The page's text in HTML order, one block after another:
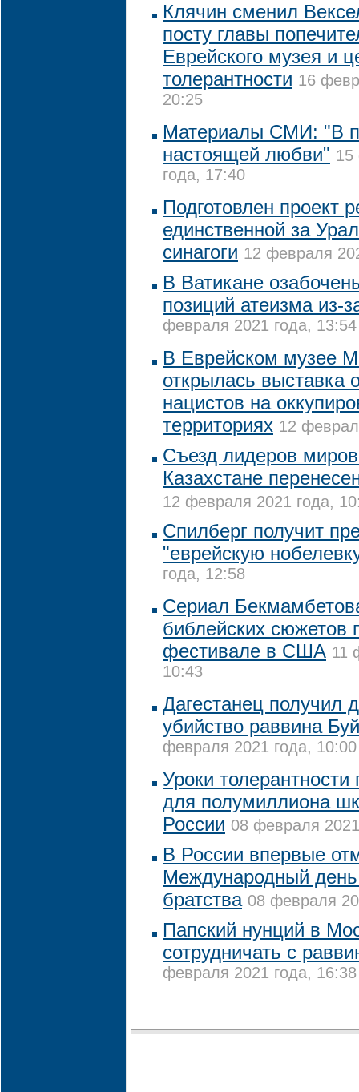
Клячин сменил
посту главы
Еврейского музея и
толерантности 16
20:25
Материалы СМИ: "В
настоящей любви" 15
года, 17:40
Подготовлен проект
единственной за
синагоги 12 февраля
В Ватикане
позиций атеизма из-
февраля 2021 года, 13:54
В Еврейском музее
открылась выставка
нацистов на
территориях 12
Съезд лидеров
Казахстане
12 февраля 2021 года,
Спилберг получит
"еврейскую
года, 12:58
Сериал
библейских сюжетов
фестивале в США 11
10:43
Дагестанец получил
убийство раввина
февраля 2021 года, 10:00
Уроки
для полумиллиона
России 08 февраля
В России впервые
Международный день
братства 08 февраля
Папский нунций в
сотрудничать с
февраля 2021 года, 16:38